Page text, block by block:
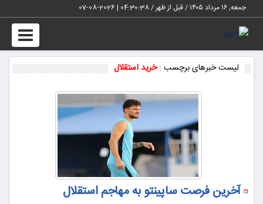
جمعه, ۱۶ مرداد ۱۴۰۵ / قبل از ظهر / 04:30:38
|
2026-08-07
Toggle
لیست خبرهای برچسب :خرید استقلال
آخرین فرصت ساپینتو به مهاجم استقلال